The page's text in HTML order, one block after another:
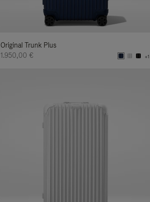
Original Trunk Plus
1.950,00 €
+1